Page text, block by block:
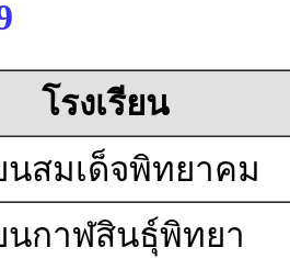
โรงเรียน
นสมเด็จพิทยาคม
นกาฬสินธุ์พิทยา